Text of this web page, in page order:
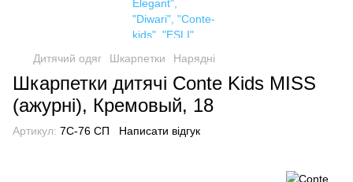
Дитячий одяг Шкарпетки Нарядні
Шкарпетки дитячі Conte Kids MISS
(ажурні), Кремовый, 18
Артикул: 7С-76 СП Написати відгук